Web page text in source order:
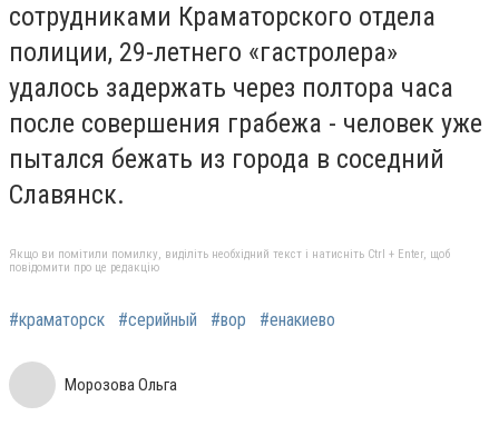
сотрудниками Краматорского отдела
полиции, 29-летнего «гастролера»
удалось задержать через полтора часа
после совершения грабежа - человек уже
пытался бежать из города в соседний
Славянск.
Якщо ви помітили помилку, виділіть необхідний текст і натисніть Ctrl + Enter, щоб
повідомити про це редакцію
#краматорск #серийный #вор #енакиево
Морозова Ольга